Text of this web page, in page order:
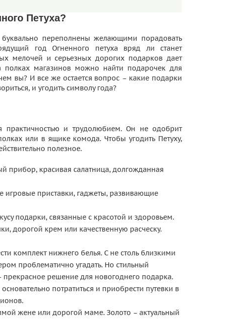
Петуха?
переполнены желающими порадовать
год Огненного петуха вряд ли станет
мелочей и серьезных дорогих подарков дает
магазинов можно найти подарочек для
вы? И все же остается вопрос – какие подарки
и угодить символу года?
практичностью и трудолюбием. Он не одобрит
или в ящике комода. Чтобы угодить Петуху,
полезное.
прибор, красивая салатница, долгожданная
приставки, гаджеты, развивающие
подарки, связанные с красотой и здоровьем.
дорогой крем или качественную расческу.
комплект нижнего белья. С не столь близкими
проблематично угадать. Но стильный
решение для новогоднего подарка.
потратиться и приобрести путевки в
жене или дорогой маме. Золото – актуальный